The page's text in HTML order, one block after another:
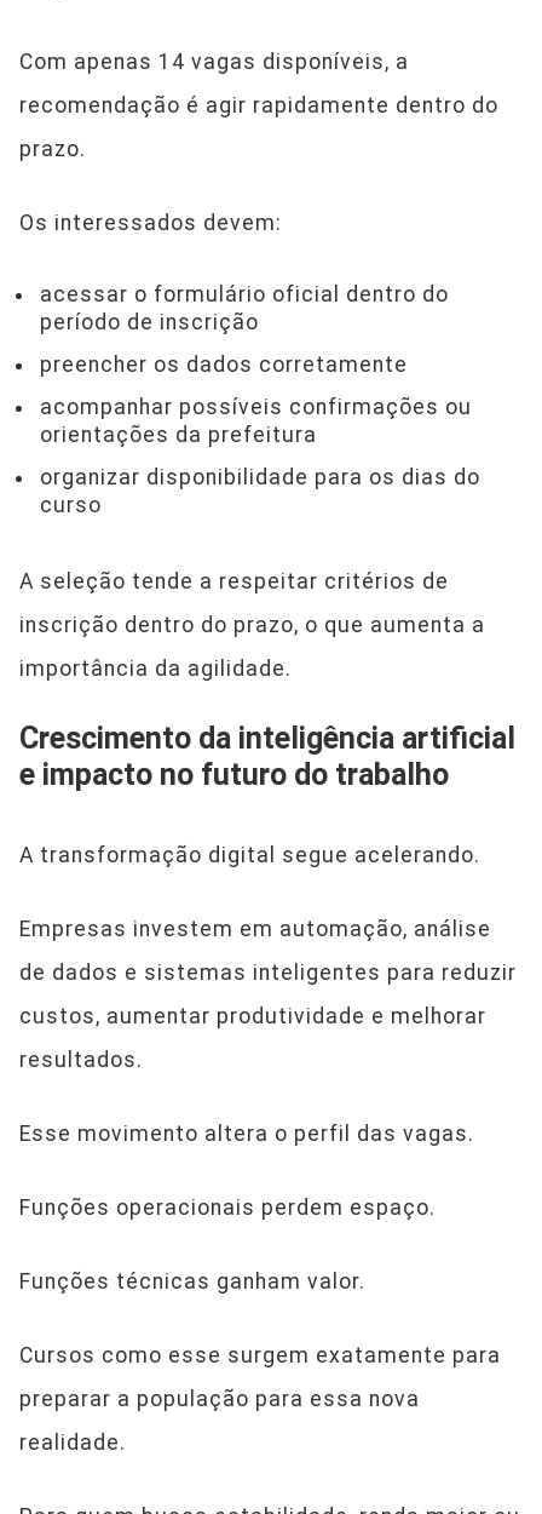
Com apenas 14 vagas disponíveis, a
recomendação é agir rapidamente dentro do
prazo.
Os interessados devem:
acessar o formulário oficial dentro do
período de inscrição
preencher os dados corretamente
acompanhar possíveis confirmações ou
orientações da prefeitura
organizar disponibilidade para os dias do
curso
A seleção tende a respeitar critérios de
inscrição dentro do prazo, o que aumenta a
importância da agilidade.
Crescimento da inteligência artificial
e impacto no futuro do trabalho
A transformação digital segue acelerando.
Empresas investem em automação, análise
de dados e sistemas inteligentes para reduzir
custos, aumentar produtividade e melhorar
resultados.
Esse movimento altera o perfil das vagas.
Funções operacionais perdem espaço.
Funções técnicas ganham valor.
Cursos como esse surgem exatamente para
preparar a população para essa nova
realidade.